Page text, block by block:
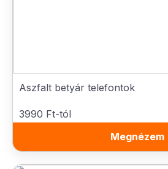
Aszfalt betyár telefontok
3990 Ft-tól
Megnézem